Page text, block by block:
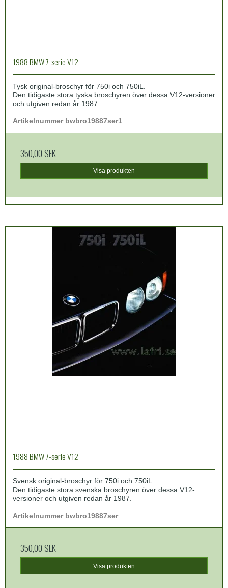
1988 BMW 7-serie V12
Tysk original-broschyr för 750i och 750iL.
Den tidigaste stora tyska broschyren över dessa V12-versioner
och utgiven redan år 1987.
Artikelnummer bwbro19887ser1
350,00 SEK
Visa produkten
1988 BMW 7-serie V12
Svensk original-broschyr för 750i och 750iL.
Den tidigaste stora svenska broschyren över dessa V12-
versioner och utgiven redan år 1987.
Artikelnummer bwbro19887ser
350,00 SEK
Visa produkten